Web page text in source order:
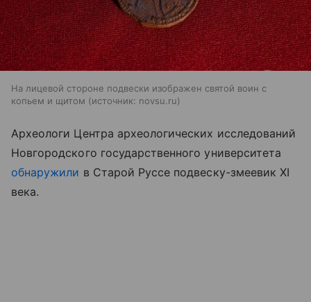
На лицевой стороне подвески изображен святой воин с
копьем и щитом
источник: novsu.ru
Археологи Центра археологических исследований
Новгородского государственного университета
обнаружили в Старой Руссе подвеску-змеевик XI
века.